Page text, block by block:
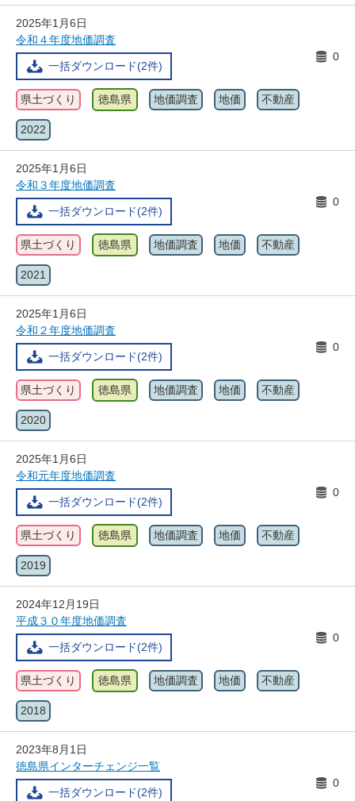
2025年1月6日
令和４年度地価調査
一括ダウンロード(2件)
0
県土づくり 徳島県 地価調査 地価 不動産
2022
2025年1月6日
令和３年度地価調査
一括ダウンロード(2件)
0
県土づくり 徳島県 地価調査 地価 不動産
2021
2025年1月6日
令和２年度地価調査
一括ダウンロード(2件)
0
県土づくり 徳島県 地価調査 地価 不動産
2020
2025年1月6日
令和元年度地価調査
一括ダウンロード(2件)
0
県土づくり 徳島県 地価調査 地価 不動産
2019
2024年12月19日
平成３０年度地価調査
一括ダウンロード(2件)
0
県土づくり 徳島県 地価調査 地価 不動産
2018
2023年8月1日
徳島県インターチェンジ一覧
一括ダウンロード(2件)
0